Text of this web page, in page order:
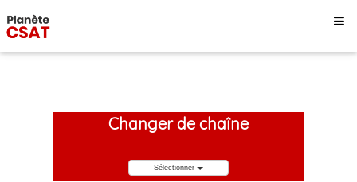
Changer de chaîne
Sélectionner